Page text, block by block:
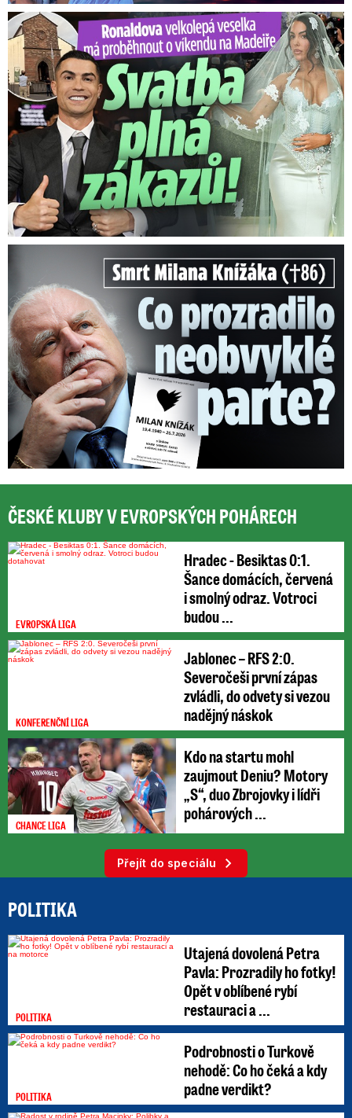
Ronaldova velkolepá veselka na Madeiře: Svatba plná zákazů!
Smrt Milana Knížáka (†86): Co prozradilo neobvyklé parte?
ČESKÉ KLUBY V EVROPSKÝCH POHÁRECH
EVROPSKÁ LIGA
Hradec - Besiktas 0:1.
Šance domácích, červená
i smolný odraz. Votroci
budou ...
KONFERENČNÍ LIGA
Jablonec – RFS 2:0.
Severočeši první zápas
zvládli, do odvety si vezou
nadějný náskok
CHANCE LIGA
Kdo na startu mohl
zaujmout Deniu? Motory
„S“, duo Zbrojovky i lídři
pohárových ...
Přejít do speciálu
POLITIKA
POLITIKA
Utajená dovolená Petra
Pavla: Prozradily ho fotky!
Opět v oblíbené rybí
restauraci a ...
POLITIKA
Podrobnosti o Turkově
nehodě: Co ho čeká a kdy
padne verdikt?